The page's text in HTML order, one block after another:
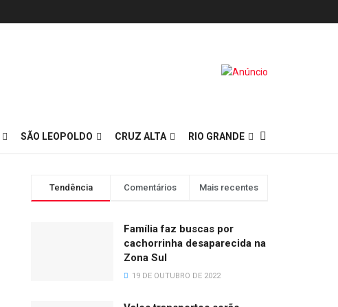
SÃO LEOPOLDO CRUZ ALTA RIO GRANDE
Tendência Comentários Mais recentes
Família faz buscas por
cachorrinha desaparecida na
Zona Sul
19 DE OUTUBRO DE 2022